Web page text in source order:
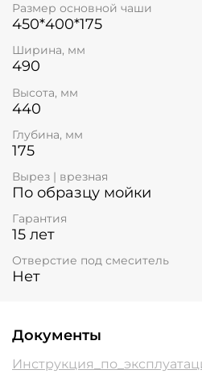
Размер основной чаши
450*400*175
Ширина, мм
490
Высота, мм
440
Глубина, мм
175
Вырез | врезная
По образцу мойки
Гарантия
15 лет
Отверстие под смеситель
Нет
Документы